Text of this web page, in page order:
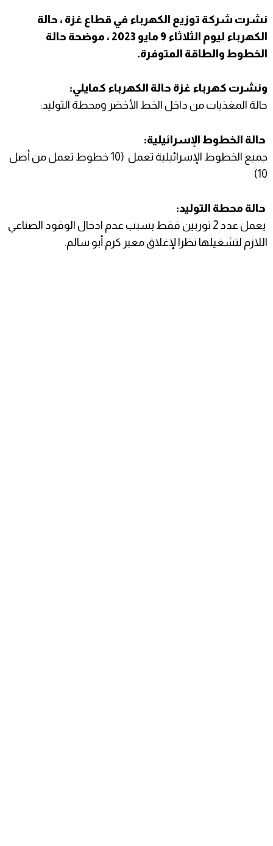
نشرت شركة توزيع الكهرباء في قطاع غزة ، حالة
الكهرباء ليوم الثلاثاء 9 مايو 2023 ، موضحة حالة
الخطوط والطاقة المتوفرة.
ونشرت كهرباء غزة حالة الكهرباء كمايلي:
حالة المغذيات من داخل الخط الأخضر ومحطة التوليد:
حالة الخطوط الإسرائيلية:
جميع الخطوط الإسرائيلية تعمل (10 خطوط تعمل من أصل
10)
حالة محطة التوليد:
يعمل عدد 2 توربين فقط بسبب عدم ادخال الوقود الصناعي
اللازم لتشغيلها نظرا لإغلاق معبر كرم أبو سالم.